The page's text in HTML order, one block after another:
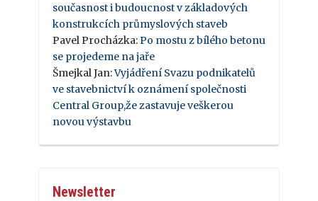
současnost i budoucnost v základových
konstrukcích průmyslových staveb
Pavel Procházka:Po mostu z bílého betonu
se projedeme na jaře
Šmejkal Jan:Vyjádření Svazu podnikatelů
ve stavebnictví k oznámení společnosti
Central Group,že zastavuje veškerou
novou výstavbu
Newsletter